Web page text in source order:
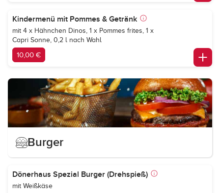
Kindermenü mit Pommes & Getränk
mit 4 x Hähnchen Dinos, 1 x Pommes frites, 1 x
Capri Sonne, 0,2 l nach Wahl
10,00 €
Burger
Dönerhaus Spezial Burger (Drehspieß)
mit Weißkäse